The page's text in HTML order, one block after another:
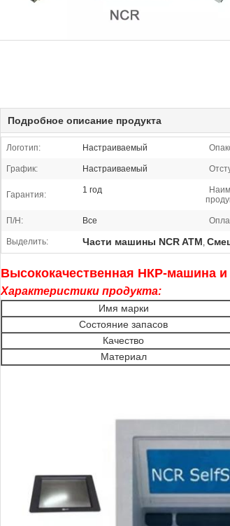
Подробное описание продукта
Логотип: Настраиваемый
График: Настраиваемый
Гарантия: 1 год
П/Н: Все
Выделить: Части машины NCR ATM,
Высококачественная НКР-машина и
Характеристики продукта:
Имя марки
Состояние запасов
Качество
Материал